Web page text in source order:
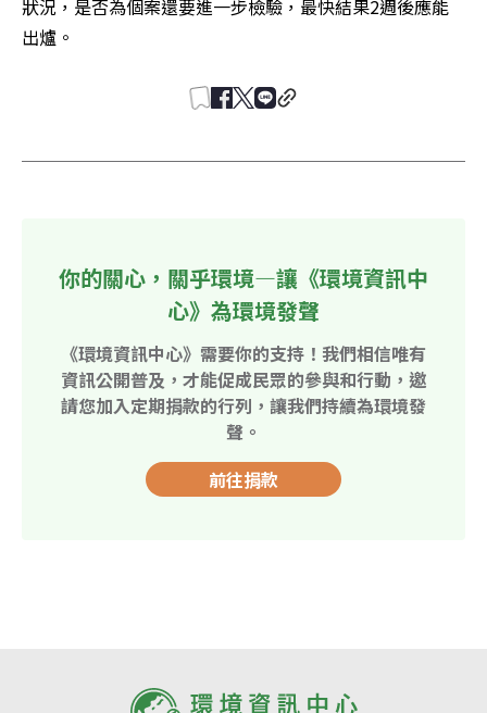
狀況，是否為個案還要進一步檢驗，最快結果2週後應能
出爐。
你的關心，關乎環境—讓《環境資訊中
心》為環境發聲
《環境資訊中心》需要你的支持！我們相信唯有
資訊公開普及，才能促成民眾的參與和行動，邀
請您加入定期捐款的行列，讓我們持續為環境發
聲。
前往捐款